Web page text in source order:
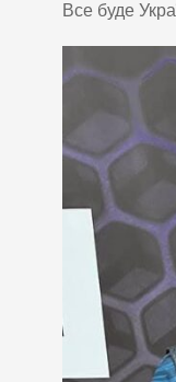
Все буде